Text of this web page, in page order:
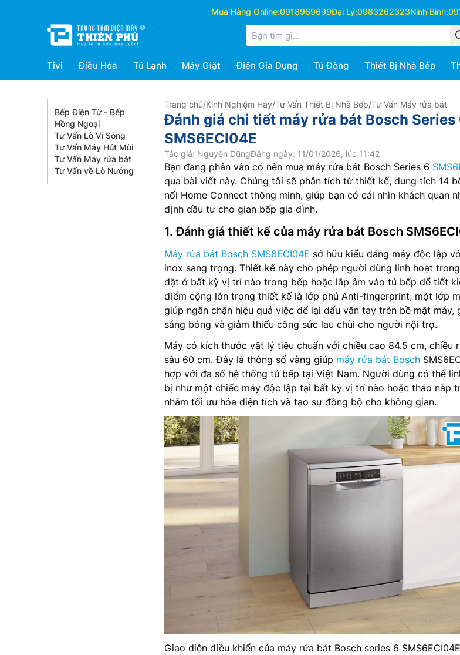
Mua Hàng Online:0918969699Đại Lý:0983262323Ninh Bình:
Tivi Điều Hòa Tủ Lạnh Máy Giặt Điện Gia Dụng Tủ Đông Thiết Bị Nhà Bếp
Bếp Điện Từ - Bếp
Hồng Ngoại
Tư Vấn Lò Vi Sóng
Tư Vấn Máy Hút Mùi
Tư Vấn Máy rửa bát
Tư Vấn về Lò Nướng
Trang chủ/Kinh Nghiệm Hay/Tư Vấn Thiết Bị Nhà Bếp/Tư Vấn Máy rửa bát
Đánh giá chi tiết máy rửa bát Bosch Series
SMS6ECI04E
Tác giả: Nguyễn DũngĐăng ngày: 11/01/2026, lúc 11:42
Bạn đang phân vân có nên mua máy rửa bát Bosch Series 6
qua bài viết này. Chúng tôi sẽ phân tích từ thiết kế, dung tích 14
nối Home Connect thông minh, giúp bạn có cái nhìn khách quan
định đầu tư cho gian bếp gia đình.
1. Đánh giá thiết kế của máy rửa bát Bosch
Máy rửa bát Bosch SMS6ECI04E sở hữu kiểu dáng máy độc lập
inox sang trọng. Thiết kế này cho phép người dùng linh hoạt
đặt ở bất kỳ vị trí nào trong bếp hoặc lắp âm vào tủ bếp để tiết
điểm cộng lớn trong thiết kế là lớp phủ Anti-fingerprint, một lớp
giúp ngăn chặn hiệu quả việc để lại dấu vân tay trên bề mặt
sáng bóng và giảm thiểu công sức lau chùi cho người nội trợ.
Máy có kích thước vật lý tiêu chuẩn với chiều cao 84.5 cm, chiều
sâu 60 cm. Đây là thông số vàng giúp máy rửa bát Bosch
hợp với đa số hệ thống tủ bếp tại Việt Nam. Người dùng có thể
bị như một chiếc máy độc lập tại bất kỳ vị trí nào hoặc tháo nắp
nhằm tối ưu hóa diện tích và tạo sự đồng bộ cho không gian.
Giao diện điều khiển của máy rửa bát Bosch series 6